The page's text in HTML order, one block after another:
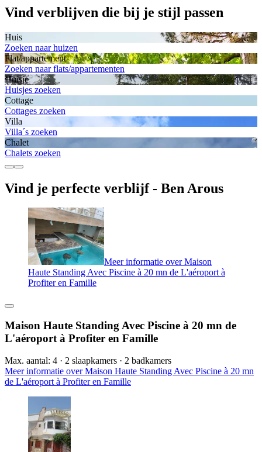
Vind verblijven die bij je stijl passen
Huis
Zoeken naar huizen
Flat/appartement
Zoeken naar flats/appartementen
Huisje
Huisjes zoeken
Cottage
Cottages zoeken
Villa
Villa´s zoeken
Chalet
Chalets zoeken
Vind je perfecte verblijf - Ben Arous
Meer informatie over Maison
Haute Standing Avec Piscine à 20 mn de L'aéroport à
Profiter en Famille
Maison Haute Standing Avec Piscine à 20 mn de
L'aéroport à Profiter en Famille
Max. aantal: 4 · 2 slaapkamers · 2 badkamers
Meer informatie over Maison Haute Standing Avec Piscine à 20 mn
de L'aéroport à Profiter en Famille